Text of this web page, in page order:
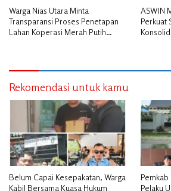
Warga Nias Utara Minta
Transparansi Proses Penetapan
Lahan Koperasi Merah Putih
ASWIN
Perkuat
Rekomendasi untuk kamu
Belum Capai Kesepakatan, Warga
Kabil Bersama Kuasa Hukum
Pelaku